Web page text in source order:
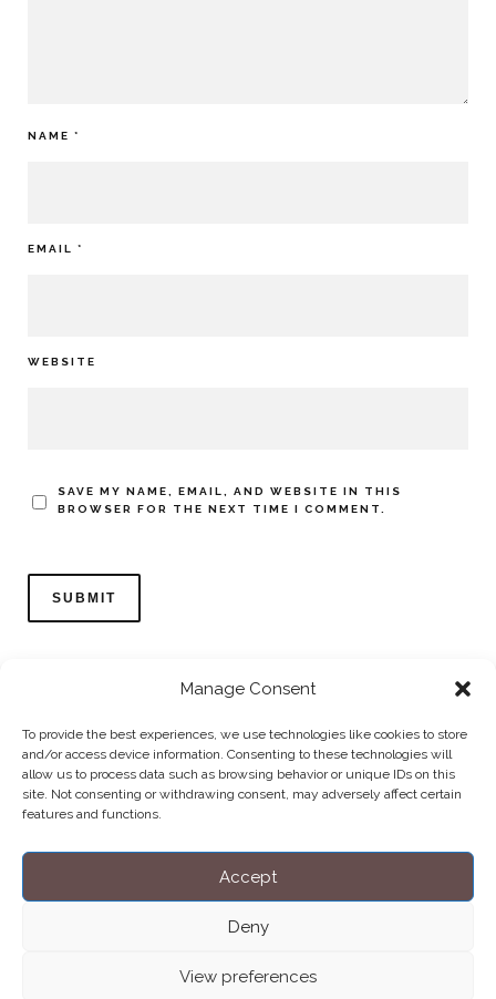
Manage Consent
To provide the best experiences, we use technologies like cookies to store
and/or access device information. Consenting to these technologies will
allow us to process data such as browsing behavior or unique IDs on this
site. Not consenting or withdrawing consent, may adversely affect certain
features and functions.
Accept
Deny
View preferences
NAME *
EMAIL *
WEBSITE
SAVE MY NAME, EMAIL, AND WEBSITE IN THIS
BROWSER FOR THE NEXT TIME I COMMENT.
Home
Datenschutzerklärung
Impressum
Cookie Policy (EU)